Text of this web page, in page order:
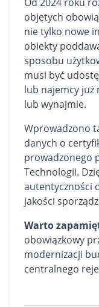
objętych
nie tylko nowe
obiekty
sposobu
musi być
lub najemcy już
lub wynajmie.
Wprowadzono
danych o
prowadzonego
Technologii.
autentyczności
jakości
Warto
obowiązkowy
modernizacji
centralnego